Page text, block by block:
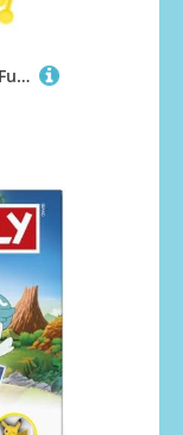
Fruit Memory Cards Chess - Fun Memory Schachspiel | Fruchtflip -Schach -Matching Brettspiel | Pädagogische Früchte Memorys Ches Over Card Board | Kinder & Familienpassungen Ches -Spiele